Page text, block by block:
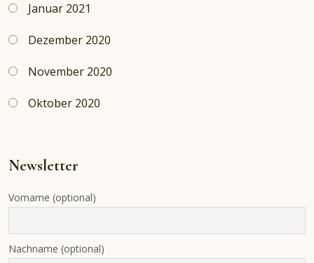
Januar 2021
Dezember 2020
November 2020
Oktober 2020
Newsletter
Vorname (optional)
Nachname (optional)